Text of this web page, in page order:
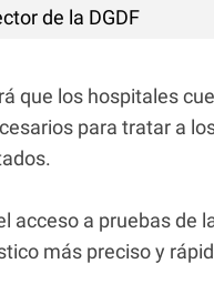
de la DGDF
que los hospitales
para tratar a
acceso a pruebas de
más preciso y